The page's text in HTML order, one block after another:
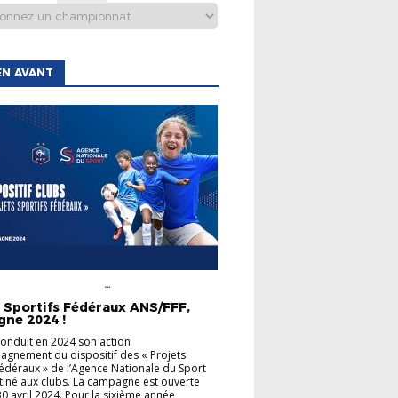
AVANT
GÉNÉRALES
Fédéraux ANS/FFF,
2024 !
en 2024 son action
du dispositif des « Projets
» de l’Agence Nationale du Sport
aux clubs. La campagne est ouverte
avril 2024. Pour la sixième année